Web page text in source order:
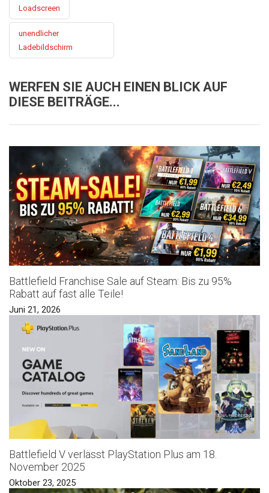
Loadscreen
unendlicher
Ladebildschirm
WERFEN SIE AUCH EINEN BLICK AUF
DIESE BEITRÄGE...
Battlefield Franchise Sale auf Steam: Bis zu 95%
Rabatt auf fast alle Teile!
Juni 21, 2026
Battlefield V verlässt PlayStation Plus am 18.
November 2025
Oktober 23, 2025